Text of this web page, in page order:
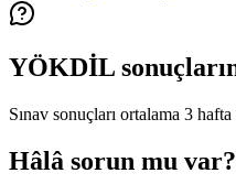
YÖKDİL
Sınav sonuçları ortalama 3
Hâlâ sorun mu var?